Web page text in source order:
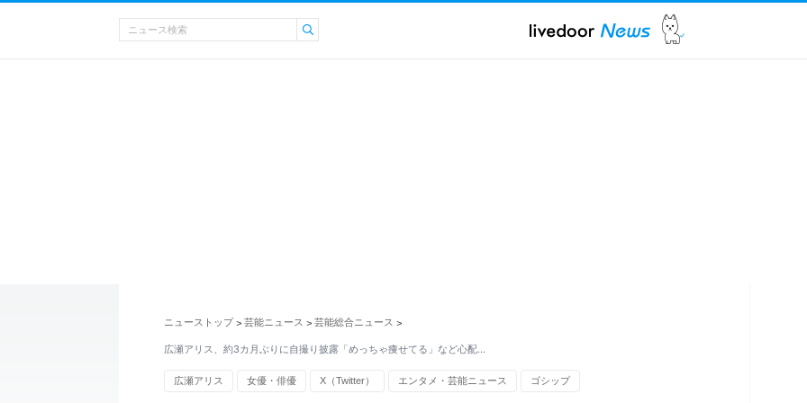
ニューストップ > 芸能ニュース > 芸能総合ニュース >
広瀬アリス、約3カ月ぶりに自撮り披露「めっちゃ痩せてる」など心配…
広瀬アリス 女優・俳優 X（Twitter） エンタメ・芸能ニュース ゴシップ